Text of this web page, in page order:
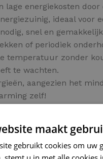
lage energiekosten
ideaal voor
snel en
of periodiek
temperatuur zonder
te wachten.
aangezien het
zelf!
warme tegelvloer op
maakt
gebruikt cookies om uw